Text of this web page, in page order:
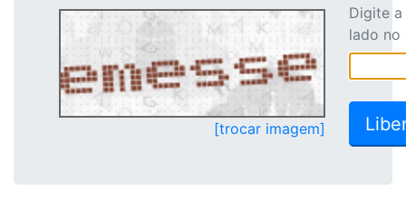
[trocar imagem]
Digite
lado no